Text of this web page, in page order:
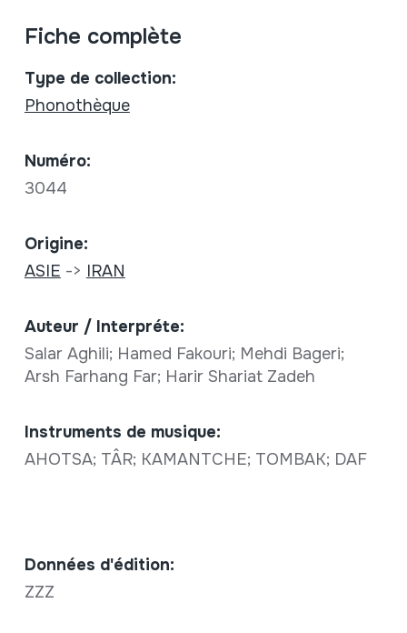
Fiche complète
Type de collection:
Phonothèque
Numéro:
3044
Origine:
ASIE -> IRAN
Auteur / Interpréte:
Salar Aghili; Hamed Fakouri; Mehdi Bageri;
Arsh Farhang Far; Harir Shariat Zadeh
Instruments de musique:
AHOTSA; TÂR; KAMANTCHE; TOMBAK; DAF
Données d'édition:
ZZZ